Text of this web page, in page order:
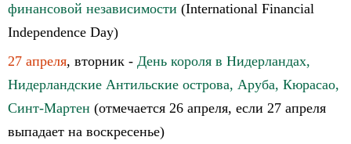
финансовой независимости (International Financial
Independence Day)
27 апреля, вторник - День короля в Нидерландах,
Нидерландские Антильские острова, Аруба, Кюрасао,
Синт-Мартен (отмечается 26 апреля, если 27 апреля
выпадает на воскресенье)